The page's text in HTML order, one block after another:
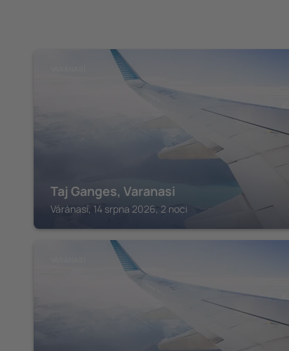
Taj Ganges, Varanasi
Váránasí, 14 srpna 2026, 2 noci